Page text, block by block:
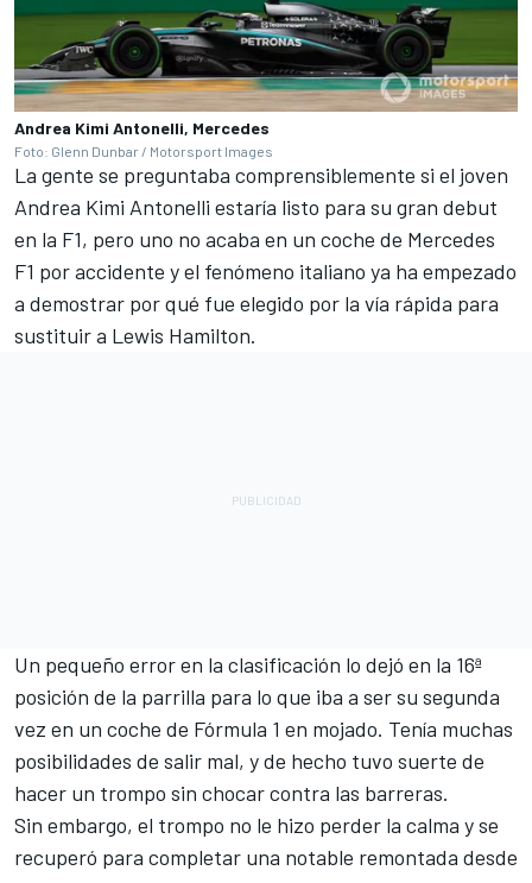
Andrea Kimi Antonelli, Mercedes
Foto: Glenn Dunbar / Motorsport Images
La gente se preguntaba comprensiblemente si el joven
Andrea Kimi Antonelli estaría listo para su gran debut
en la F1, pero uno no acaba en un coche de Mercedes
F1 por accidente y el fenómeno italiano ya ha empezado
a demostrar por qué fue elegido por la vía rápida para
sustituir a Lewis Hamilton.
Un pequeño error en la clasificación lo dejó en la 16ª
posición de la parrilla para lo que iba a ser su segunda
vez en un coche de Fórmula 1 en mojado. Tenía muchas
posibilidades de salir mal, y de hecho tuvo suerte de
hacer un trompo sin chocar contra las barreras.
Sin embargo, el trompo no le hizo perder la calma y se
recuperó para completar una notable remontada desde